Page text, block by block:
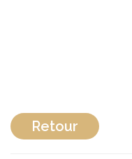
Retour